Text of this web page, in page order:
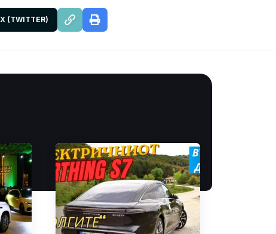
X (TWITTER)